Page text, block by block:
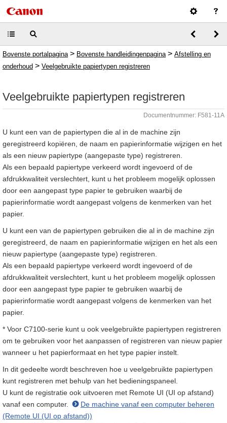
Bovenste portalpagina > Bovenste handleidingenpagina > Afstelling en
onderhoud > Veelgebruikte papiertypen registreren
Veelgebruikte papiertypen registreren
Documentnummer: F581-11A
U kunt een van de papiertypen die al in de machine zijn
geregistreerd kopiëren, de naam en papierinformatie wijzigen en het
als een nieuw papiertype (aangepaste type) registreren.
Als een bepaald papiertype verkeerd wordt ingevoerd of de
afdrukkwaliteit verslechtert, kunt u het probleem mogelijk oplossen
door een aangepast type papier te gebruiken waarbij de
papierinformatie wordt aangepast volgens de kenmerken van het
papier.
U kunt een van de papiertypen gebruiken die al in de machine zijn
geregistreerd, de naam en papierinformatie wijzigen en het als een
nieuw papiertype (aangepaste type) registreren.
Als een bepaald papiertype verkeerd wordt ingevoerd of de
afdrukkwaliteit verslechtert, kunt u het probleem mogelijk oplossen
door een aangepast type papier te gebruiken waarbij de
papierinformatie wordt aangepast volgens de kenmerken van het
papier.
* Voor C7100-serie kunt u ook veelgebruikte papiertypen registreren
om te gebruiken voor het aanpassen of registreren van nieuw papier
wanneer u het papierformaat en het type papier instelt.
In dit gedeelte wordt beschreven hoe u veelgebruikte papiertypen
kunt registreren met behulp van het bedieningspaneel.
U kunt de registratie ook uitvoeren met Remote UI (UI op afstand)
vanaf een computer.
De machine vanaf een computer beheren
(Remote UI (UI op afstand))